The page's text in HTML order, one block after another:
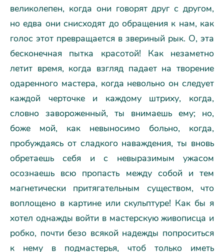
великолепен, когда они говорят друг с другом,
но едва они снисходят до обращения к нам, как
голос этот превращается в звериный рык. О, эта
бесконечная пытка красотой! Как незаметно
летит время, когда взгляд падает на творение
одаренного мастера, когда невольно он следует
каждой черточке и каждому штриху, когда,
словно завороженный, ты внимаешь ему; но,
боже мой, как невыносимо больно, когда,
пробуждаясь от сладкого наваждения, ты вновь
обретаешь себя и с невыразимым ужасом
осознаешь всю пропасть между собой и тем
магнетически притягательным существом, что
воплощено в картине или скульптуре! Как бы я
хотел однажды войти в мастерскую живописца и
робко, почти безо всякой надежды попроситься
к нему в подмастерья, чтоб только иметь